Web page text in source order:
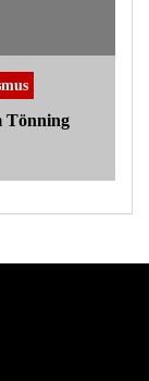
Tönning